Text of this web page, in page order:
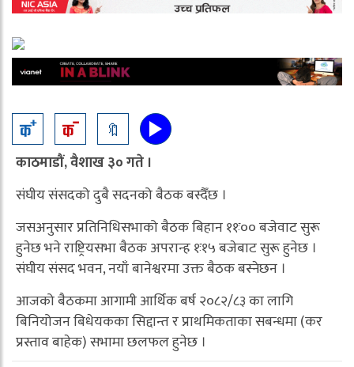
🔖
काठमाडौं, वैशाख ३० गते ।
संघीय संसदको दुबै सदनको बैठक बस्दैँछ ।
जसअनुसार प्रतिनिधिसभाको बैठक बिहान ११ः०० बजेवाट सुरू
हुनेछ भने राष्ट्रियसभा बैठक अपरान्ह १ः१५ बजेबाट सुरू हुनेछ ।
संघीय संसद भवन, नयाँ बानेश्वरमा उक्त बैठक बस्नेछन ।
आजको बैठकमा आगामी आर्थिक बर्ष २०८२/८३ का लागि
बिनियोजन बिधेयकका सिद्दान्त र प्राथमिकताका सबन्धमा (कर
प्रस्ताव बाहेक) सभामा छलफल हुनेछ ।